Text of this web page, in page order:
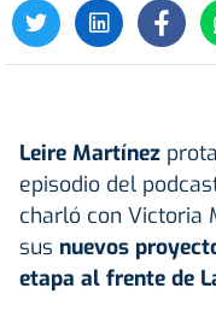
Leire Martínez
episodio del
charló con Victoria
sus nuevos
etapa al frente de